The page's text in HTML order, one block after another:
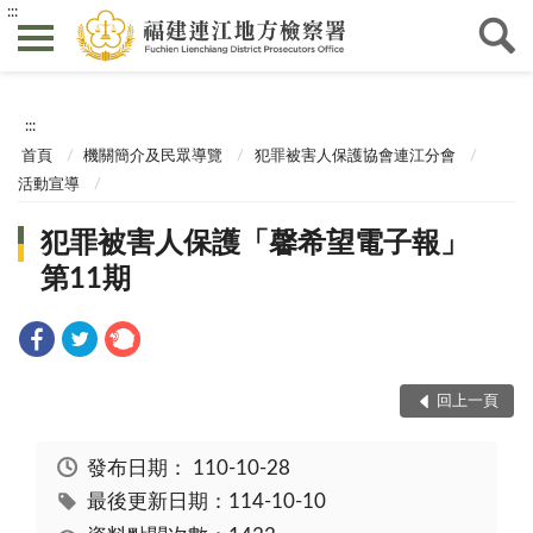
:::
:::
首頁 機關簡介及民眾導覽
犯罪被害人保護協會連江分會
活動宣導
犯罪被害人保護「馨希望電子報」
第11期
回上一頁
發布日期： 110-10-28
最後更新日期：114-10-10